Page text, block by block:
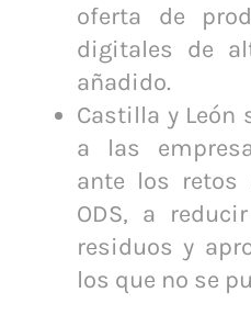
oferta de
digitales de
añadido.
Castilla y León
a las
ante los retos
ODS, a
residuos y
los que no se